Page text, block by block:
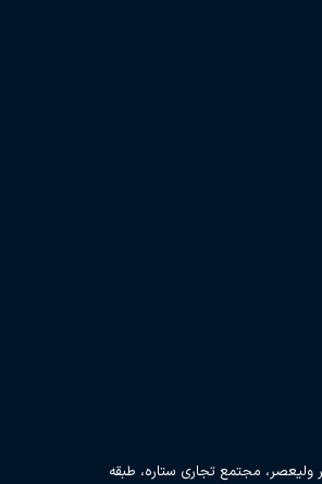
ولیعصر، مجتمع تجاری ستاره، طبقه